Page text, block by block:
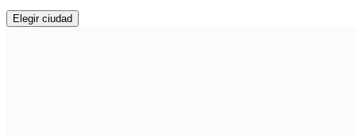
Elegir ciudad